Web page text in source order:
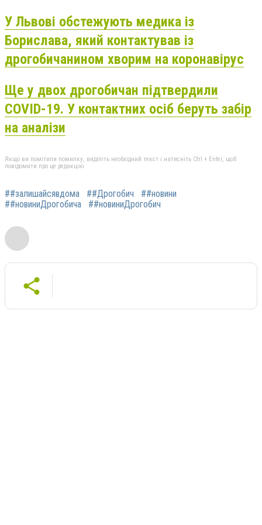
У Львові обстежують медика із
Борислава, який контактував із
дрогобичанином хворим на коронавірус
Ще у двох дрогобичан підтвердили
COVID-19. У контактних осіб беруть забір
на аналізи
Якщо ви помітили помилку, виділіть необхідний текст і натисніть Ctrl + Enter, щоб
повідомити про це редакцію
##залишайсявдома ##Дрогобич
##новини
##новиниДрогобича
##новиниДрогобич